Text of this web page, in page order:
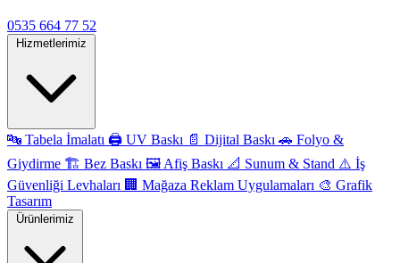
0535 664 77 52
🔤 Tabela İmalatı 🖨️ UV Baskı 📄 Dijital Baskı 🚗 Folyo &
Giydirme 🏗️ Bez Baskı 🖼️ Afiş Baskı 📐 Sunum & Stand ⚠️ İş
Güvenliği Levhaları 🏢 Mağaza Reklam Uygulamaları 🎨 Grafik
Tasarım